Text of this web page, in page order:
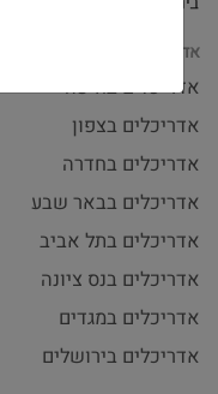
אדריכלים לפי עיר
אדריכלים בחיפה
אדריכלים בצפון
אדריכלים בחדרה
אדריכלים בבאר שבע
אדריכלים בתל אביב
אדריכלים בנס ציונה
אדריכלים במגדים
אדריכלים בירושלים